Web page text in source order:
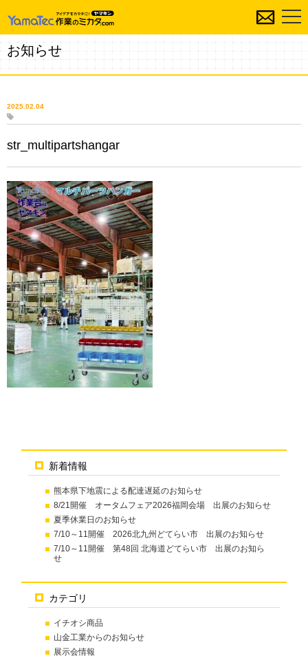
お知らせ
新着情報
熊本県下地震による配達遅延のお知らせ
8/21開催 オータムフェア2026福岡会場 出展のお知らせ
夏季休業日のお知らせ
7/10～11開催 2026北九州どてらい市 出展のお知らせ
7/10～11開催 第48回 北海道どてらい市 出展のお知ら
せ
カテゴリ
イチオシ商品
山金工業からのお知らせ
展示会情報
2025.02.04
str_multipartshangar